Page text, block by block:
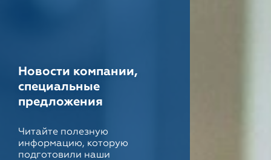
Новости компании,
специальные
предложения
Читайте полезную
информацию, которую
подготовили наши